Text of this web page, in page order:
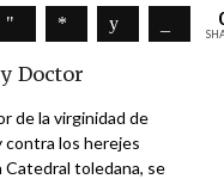
Doctor
de la virginidad de
contra los herejes
Catedral toledana, se